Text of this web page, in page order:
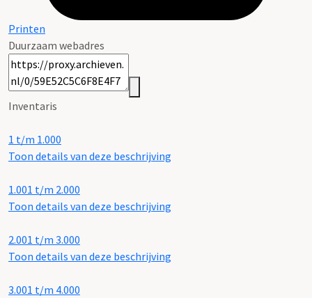
Printen
Duurzaam webadres
Inventaris
1 t/m 1.000
Toon details van deze beschrijving
1.001 t/m 2.000
Toon details van deze beschrijving
2.001 t/m 3.000
Toon details van deze beschrijving
3.001 t/m 4.000